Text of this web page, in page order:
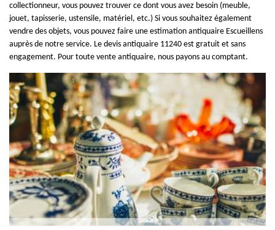
collectionneur, vous pouvez trouver ce dont vous avez besoin (meuble,
jouet, tapisserie, ustensile, matériel, etc.) Si vous souhaitez également
vendre des objets, vous pouvez faire une estimation antiquaire Escueillens
auprès de notre service. Le devis antiquaire 11240 est gratuit et sans
engagement. Pour toute vente antiquaire, nous payons au comptant.